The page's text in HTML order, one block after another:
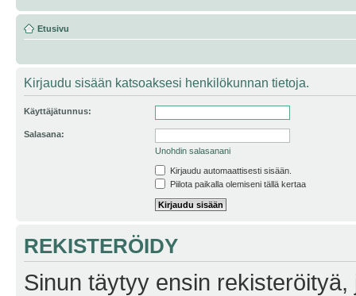
Etusivu
Kirjaudu sisään katsoaksesi henkilökunnan tietoja.
Käyttäjätunnus:
Salasana:
Unohdin salasanani
Kirjaudu automaattisesti sisään.
Piilota paikalla olemiseni tällä kertaa
REKISTERÖIDY
Sinun täytyy ensin